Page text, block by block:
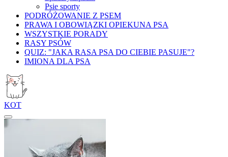
Psie sporty
PODRÓŻOWANIE Z PSEM
PRAWA I OBOWIĄZKI OPIEKUNA PSA
WSZYSTKIE PORADY
RASY PSÓW
QUIZ: "JAKA RASA PSA DO CIEBIE PASUJE"?
IMIONA DLA PSA
KOT